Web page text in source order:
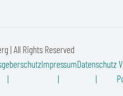
| All Rights Reserved
ImpressumDatenschutz